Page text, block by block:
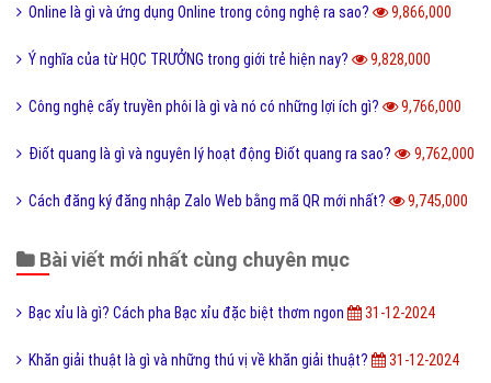
Online là gì và ứng dụng Online trong công nghệ ra sao? 9,866,000
Ý nghĩa của từ HỌC TRƯỞNG trong giới trẻ hiện nay? 9,828,000
Công nghệ cấy truyền phôi là gì và nó có những lợi ích gì? 9,766,000
Điốt quang là gì và nguyên lý hoạt động Điốt quang ra sao? 9,762,000
Cách đăng ký đăng nhập Zalo Web bằng mã QR mới nhất? 9,745,000
Bài viết mới nhất cùng chuyên mục
Bạc xỉu là gì? Cách pha Bạc xỉu đặc biệt thơm ngon 31-12-2024
Khăn giải thuật là gì và những thú vị về khăn giải thuật? 31-12-2024